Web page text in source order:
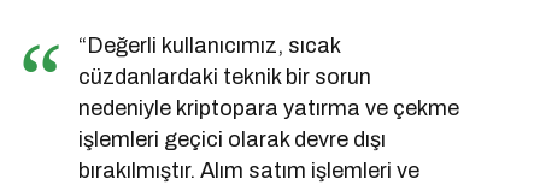
“Değerli kullanıcımız, sıcak
cüzdanlardaki teknik bir sorun
nedeniyle kriptopara yatırma ve çekme
işlemleri geçici olarak devre dışı
bırakılmıştır. Alım satım işlemleri ve